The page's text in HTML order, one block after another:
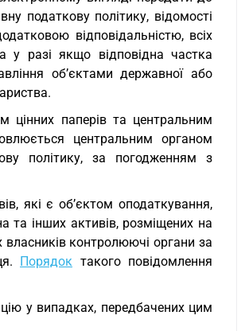
податкову політику, відомості
відповідальністю, всіх
у разі якщо відповідна частка
об’єктами державної або
цінних паперів та центральним
центральним органом
політику, за погодженням з
які є об’єктом оподаткування,
та інших активів, розміщених на
власників контролюючі органи за
Порядок такого повідомлення
у випадках, передбачених цим